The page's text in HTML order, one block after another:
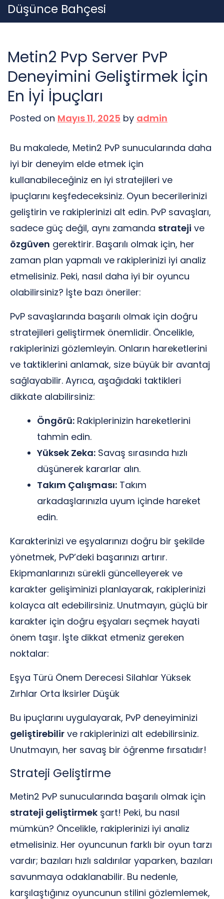
Skip
to
Düşünce Bahçesi
Metin2 Pvp Server PvP
Deneyimini Geliştirmek İçin
En İyi İpuçları
Posted on Mayıs 11, 2025 by admin
Bu makalede, Metin2 PvP sunucularında daha
iyi bir deneyim elde etmek için
kullanabileceğiniz en iyi stratejileri ve
ipuçlarını keşfedeceksiniz. Oyun becerilerinizi
geliştirin ve rakiplerinizi alt edin. PvP savaşları,
sadece güç değil, aynı zamanda strateji ve
özgüven gerektirir. Başarılı olmak için, her
zaman plan yapmalı ve rakiplerinizi iyi analiz
etmelisiniz. Peki, nasıl daha iyi bir oyuncu
olabilirsiniz? İşte bazı öneriler:
PvP savaşlarında başarılı olmak için doğru
stratejileri geliştirmek önemlidir. Öncelikle,
rakiplerinizi gözlemleyin. Onların hareketlerini
ve taktiklerini anlamak, size büyük bir avantaj
sağlayabilir. Ayrıca, aşağıdaki taktikleri
dikkate alabilirsiniz:
Öngörü: Rakiplerinizin hareketlerini
tahmin edin.
Yüksek Zeka: Savaş sırasında hızlı
düşünerek kararlar alın.
Takım Çalışması: Takım
arkadaşlarınızla uyum içinde hareket
edin.
Karakterinizi ve eşyalarınızı doğru bir şekilde
yönetmek, PvP’deki başarınızı artırır.
Ekipmanlarınızı sürekli güncelleyerek ve
karakter gelişiminizi planlayarak, rakiplerinizi
kolayca alt edebilirsiniz. Unutmayın, güçlü bir
karakter için doğru eşyaları seçmek hayati
önem taşır. İşte dikkat etmeniz gereken
noktalar:
Eşya Türü Önem Derecesi Silahlar Yüksek
Zırhlar Orta İksirler Düşük
Bu ipuçlarını uygulayarak, PvP deneyiminizi
geliştirebilir ve rakiplerinizi alt edebilirsiniz.
Unutmayın, her savaş bir öğrenme fırsatıdır!
Strateji Geliştirme
Metin2 PvP sunucularında başarılı olmak için
strateji geliştirmek şart! Peki, bu nasıl
mümkün? Öncelikle, rakiplerinizi iyi analiz
etmelisiniz. Her oyuncunun farklı bir oyun tarzı
vardır; bazıları hızlı saldırılar yaparken, bazıları
savunmaya odaklanabilir. Bu nedenle,
karşılaştığınız oyuncunun stilini gözlemlemek,